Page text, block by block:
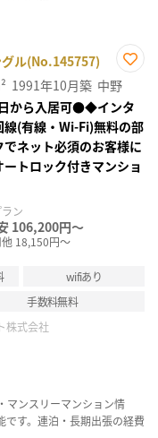
ル(No.145757)
お気
に入
り登
録
1991年10月築 中野
から入居可●◆インタ
線(有線・Wi-Fi)無料の部
ネット必須のお客様に
トロック付きマンショ
ン
106,200円～
18,150円～
wifiあり
手数料無料
株式会社
マンスリーマンション情
す。連泊・長期出張の経費